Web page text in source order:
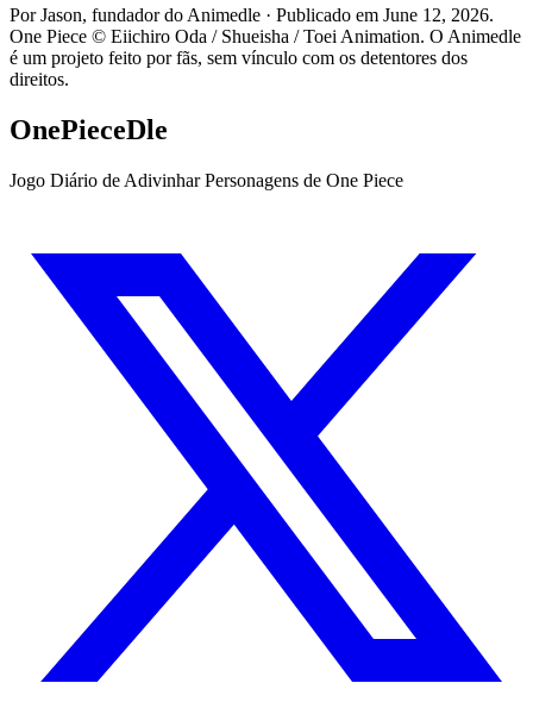
Por Jason, fundador do Animedle · Publicado em June 12, 2026.
One Piece © Eiichiro Oda / Shueisha / Toei Animation. O Animedle
é um projeto feito por fãs, sem vínculo com os detentores dos
direitos.
OnePieceDle
Jogo Diário de Adivinhar Personagens de One Piece